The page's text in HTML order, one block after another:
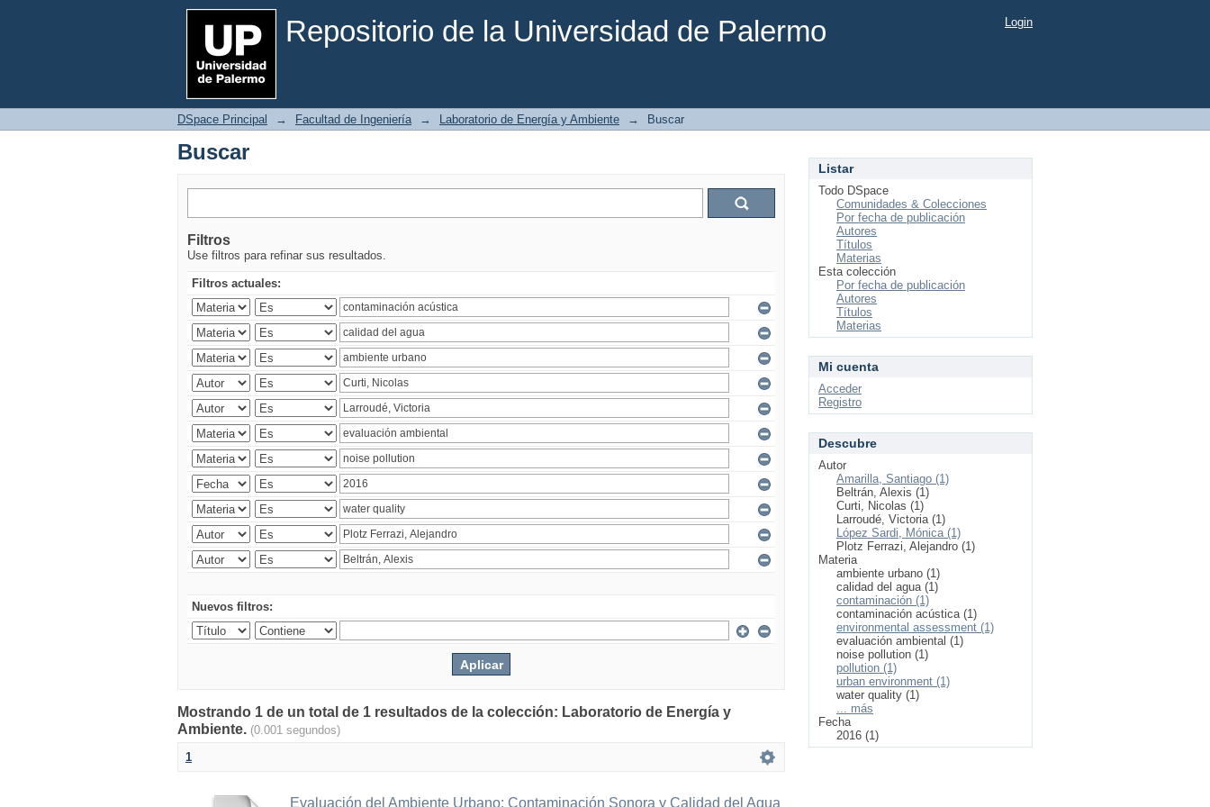
Repositorio de la Universidad de Palermo
Buscar Login
DSpace Principal → Facultad de Ingeniería → Laboratorio de Energía y Ambiente → Buscar
Buscar
Filtros
Use filtros para refinar sus resultados.
Filtros actuales:
Nuevos filtros:
Mostrando 1 de un total de 1 resultados de la colección: Laboratorio de Energía y
Ambiente. (0.001 segundos)
1
Evaluación del Ambiente Urbano: Contaminación Sonora y Calidad del Agua
Listar
Todo DSpace
Comunidades & Colecciones
Por fecha de publicación
Autores
Títulos
Materias
Esta colección
Por fecha de publicación
Autores
Títulos
Materias
Mi cuenta
Acceder
Registro
Descubre
Autor
Amarilla, Santiago (1)
Beltrán, Alexis (1)
Curti, Nicolas (1)
Larroudé, Victoria (1)
López Sardi, Mónica (1)
Plotz Ferrazi, Alejandro (1)
Materia
ambiente urbano (1)
calidad del agua (1)
contaminación (1)
contaminación acústica (1)
environmental assessment (1)
evaluación ambiental (1)
noise pollution (1)
pollution (1)
urban environment (1)
water quality (1)
... más
Fecha
2016 (1)